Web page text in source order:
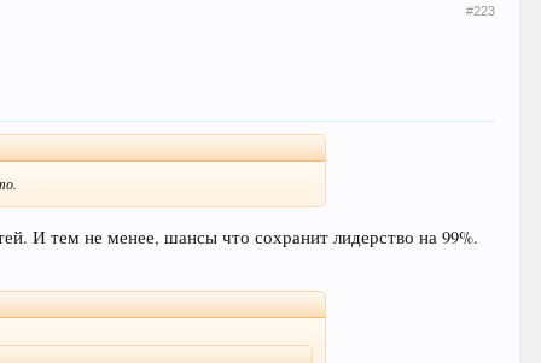
#223
И тем не менее, шансы что сохранит лидерство на 99%.